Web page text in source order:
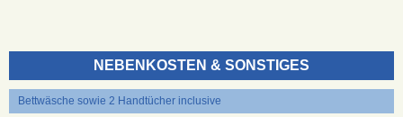
NEBENKOSTEN & SONSTIGES
Bettwäsche sowie 2 Handtücher inclusive